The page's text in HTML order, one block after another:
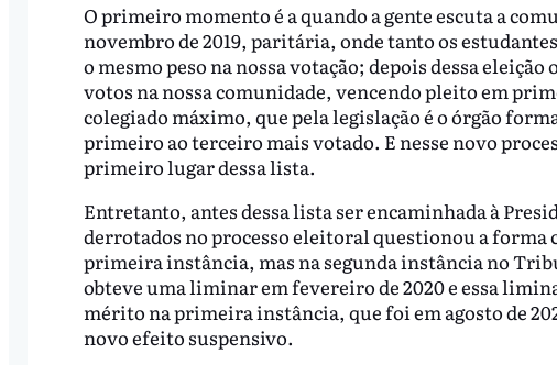
O primeiro momento é a quando a gente escuta a
novembro de 2019, paritária, onde tanto os
o mesmo peso na nossa votação; depois dessa eleição
votos na nossa comunidade, vencendo pleito em
colegiado máximo, que pela legislação é o órgão
primeiro ao terceiro mais votado. E nesse novo
primeiro lugar dessa lista.
Entretanto, antes dessa lista ser encaminhada à
derrotados no processo eleitoral questionou a forma
primeira instância, mas na segunda instância no
obteve uma liminar em fevereiro de 2020 e essa
mérito na primeira instância, que foi em agosto de
novo efeito suspensivo.